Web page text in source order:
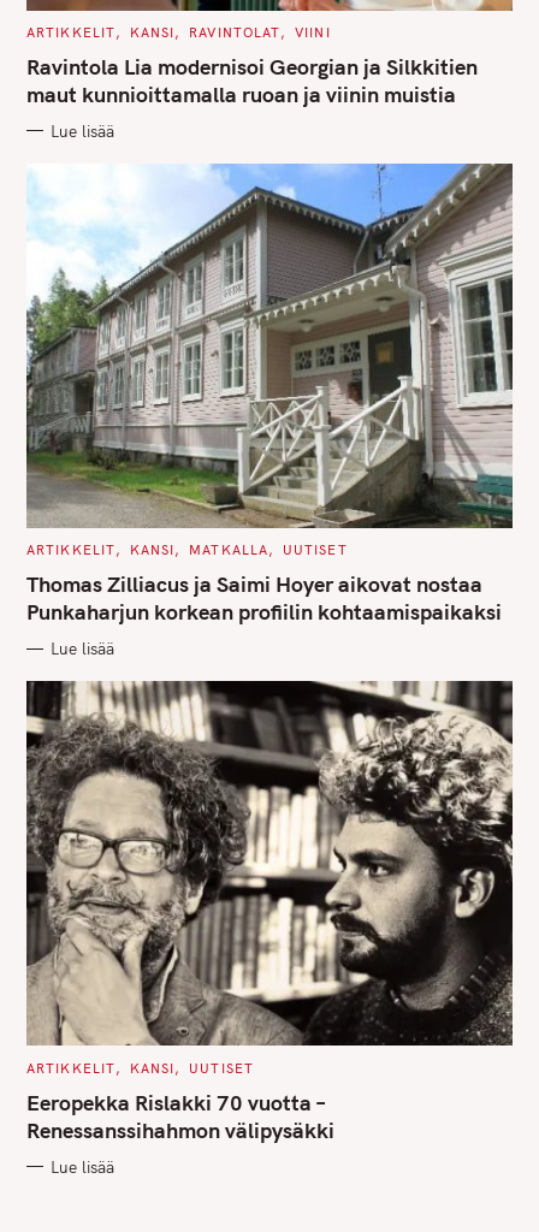
C
T
E
G
O
I
ARTIKKELIT KANSI RAVINTOLAT VIINI
Ravintola Lia modernisoi Georgian ja Silkkitien
maut kunnioittamalla ruoan ja viinin muistia
Lue lisää
C
T
E
G
O
I
S
ARTIKKELIT KANSI MATKALLA UUTISET
Thomas Zilliacus ja Saimi Hoyer aikovat nostaa
Punkaharjun korkean profiilin kohtaamispaikaksi
Lue lisää
C
T
E
G
O
I
ARTIKKELIT KANSI UUTISET
Eeropekka Rislakki 70 vuotta –
Renessanssihahmon välipysäkki
Lue lisää